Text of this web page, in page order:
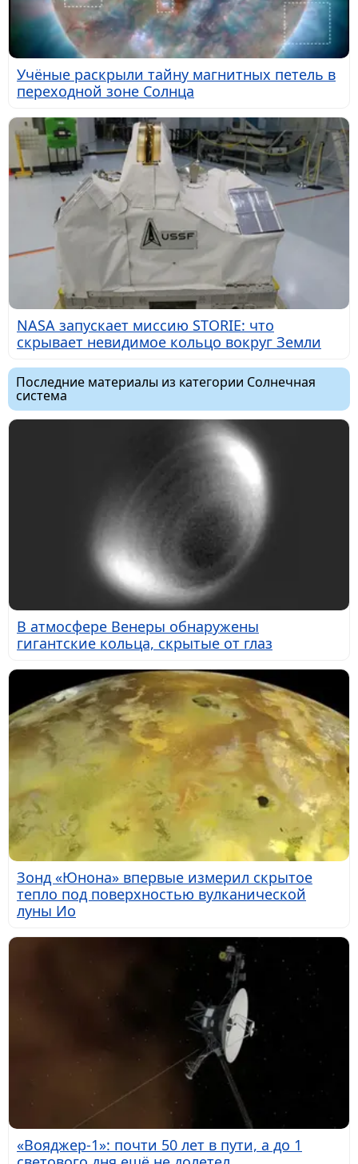
Учёные раскрыли тайну магнитных петель в
переходной зоне Солнца
NASA запускает миссию STORIE: что
скрывает невидимое кольцо вокруг Земли
Последние материалы из категории Солнечная
система
В атмосфере Венеры обнаружены
гигантские кольца, скрытые от глаз
Зонд «Юнона» впервые измерил скрытое
тепло под поверхностью вулканической
луны Ио
«Вояджер-1»: почти 50 лет в пути, а до 1